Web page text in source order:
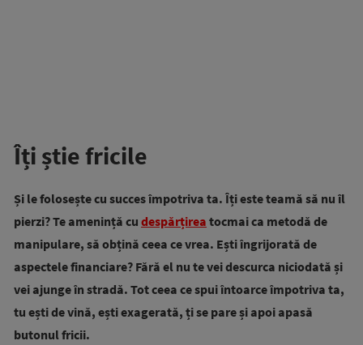
Îți știe fricile
Și le folosește cu succes împotriva ta. Îți este teamă să nu îl
pierzi? Te amenință cu despărțirea tocmai ca metodă de
manipulare, să obțină ceea ce vrea. Ești îngrijorată de
aspectele financiare? Fără el nu te vei descurca niciodată și
vei ajunge în stradă. Tot ceea ce spui întoarce împotriva ta,
tu ești de vină, ești exagerată, ți se pare și apoi apasă
butonul fricii.